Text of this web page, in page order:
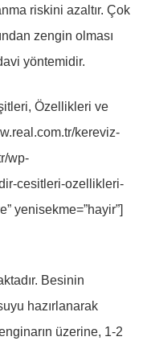
riskini azaltır. Çok
zengin olması
yöntemidir.
Özellikleri ve
kereviz-
wp-
cesitleri-ozellikleri-
yenisekme=”hayir”]
Besinin
hazırlanarak
üzerine, 1-2